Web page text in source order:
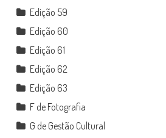
Edição 59
Edição 60
Edição 61
Edição 62
Edição 63
F de Fotografia
G de Gestão Cultural